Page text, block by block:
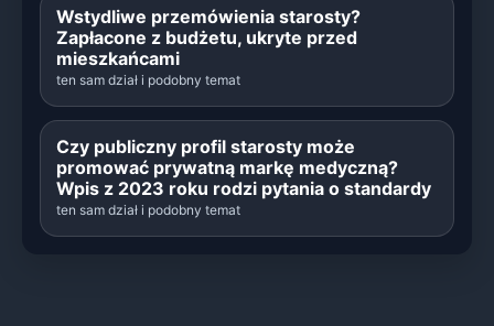
Wstydliwe przemówienia starosty?
Zapłacone z budżetu, ukryte przed
mieszkańcami
ten sam dział i podobny temat
Czy publiczny profil starosty może
promować prywatną markę medyczną?
Wpis z 2023 roku rodzi pytania o standardy
ten sam dział i podobny temat